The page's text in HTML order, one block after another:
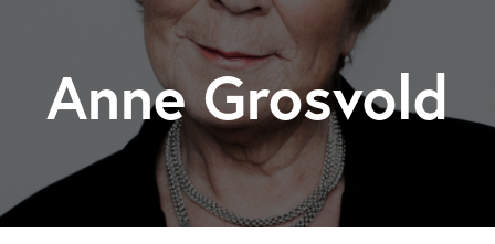
Anne Grosvold